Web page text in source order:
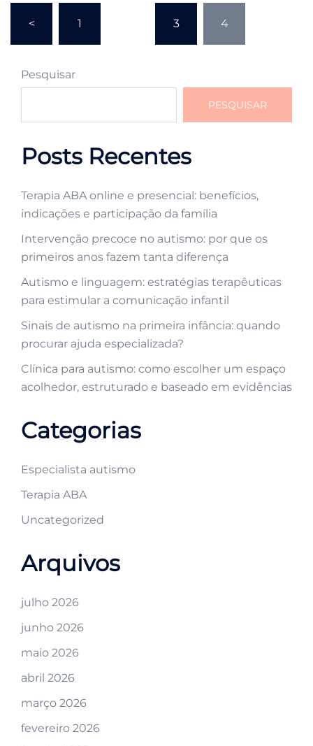
por
posts
< 1 3 4
Pesquisar
PESQUISAR
Posts Recentes
Terapia ABA online e presencial: benefícios,
indicações e participação da família
Intervenção precoce no autismo: por que os
primeiros anos fazem tanta diferença
Autismo e linguagem: estratégias terapêuticas
para estimular a comunicação infantil
Sinais de autismo na primeira infância: quando
procurar ajuda especializada?
Clínica para autismo: como escolher um espaço
acolhedor, estruturado e baseado em evidências
Categorias
Especialista autismo
Terapia ABA
Uncategorized
Arquivos
julho 2026
junho 2026
maio 2026
abril 2026
março 2026
fevereiro 2026